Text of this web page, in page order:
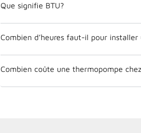
Que signifie BTU?
Combien d’heures faut-il pour installer
Combien coûte une thermopompe